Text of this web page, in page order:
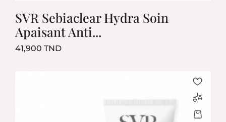
SVR Sebiaclear Hydra Soin
Apaisant Anti...
41,900 TNDPrix